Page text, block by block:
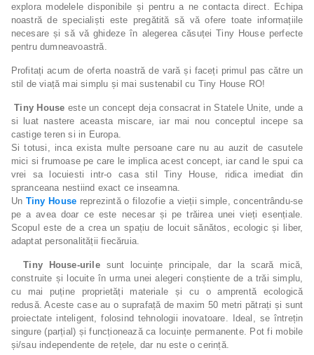
explora modelele disponibile și pentru a ne contacta direct. Echipa
noastră de specialiști este pregătită să vă ofere toate informațiile
necesare și să vă ghideze în alegerea căsuței Tiny House perfecte
pentru dumneavoastră.
Profitați acum de oferta noastră de vară și faceți primul pas către un
stil de viață mai simplu și mai sustenabil cu Tiny House RO!
Tiny House este un concept deja consacrat in Statele Unite, unde a
si luat nastere aceasta miscare, iar mai nou conceptul incepe sa
castige teren si in Europa.
Si totusi, inca exista multe persoane care nu au auzit de casutele
mici si frumoase pe care le implica acest concept, iar cand le spui ca
vrei sa locuiesti intr-o casa stil Tiny House, ridica imediat din
spranceana nestiind exact ce inseamna.
Un Tiny House reprezintă o filozofie a vieții simple, concentrându-se
pe a avea doar ce este necesar și pe trăirea unei vieți esențiale.
Scopul este de a crea un spațiu de locuit sănătos, ecologic și liber,
adaptat personalității fiecăruia.
Tiny House-urilesunt locuințe principale, dar la scară mică,
construite și locuite în urma unei alegeri conștiente de a trăi simplu,
cu mai puține proprietăți materiale și cu o amprentă ecologică
redusă. Aceste case au o suprafață de maxim 50 metri pătrați și sunt
proiectate inteligent, folosind tehnologii inovatoare. Ideal, se întrețin
singure (parțial) și funcționează ca locuințe permanente. Pot fi mobile
și/sau independente de rețele, dar nu este o cerință.